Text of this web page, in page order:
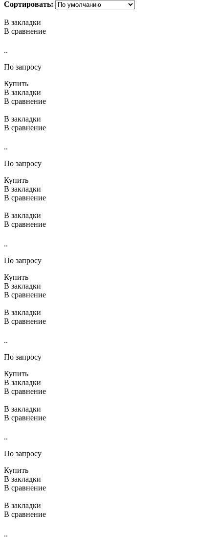
Сортировать:
В закладки
В сравнение
..
По запросу
Купить
В закладки
В сравнение
В закладки
В сравнение
..
По запросу
Купить
В закладки
В сравнение
В закладки
В сравнение
..
По запросу
Купить
В закладки
В сравнение
В закладки
В сравнение
..
По запросу
Купить
В закладки
В сравнение
В закладки
В сравнение
..
По запросу
Купить
В закладки
В сравнение
В закладки
В сравнение
..